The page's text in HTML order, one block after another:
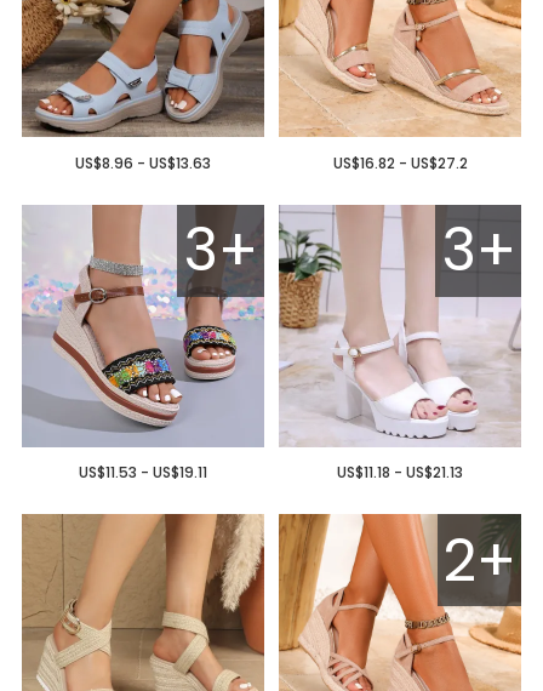
US$8.96 - US$13.63 US$16.82 - US$27.2
3+
US$11.53 - US$19.11
3+
US$11.18 - US$21.13
2+